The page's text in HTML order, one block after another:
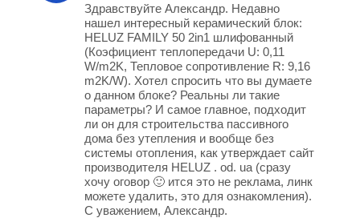
Здравствуйте Александр. Недавно
нашел интересный керамический блок:
HELUZ FAMILY 50 2in1 шлифованный
(Коэфициент теплопередачи U: 0,11
W/m2K, Тепловое сопротивление R: 9,16
m2K/W). Хотел спросить что вы думаете
о данном блоке? Реальны ли такие
параметры? И самое главное, подходит
ли он для строительства пассивного
дома без утепления и вообще без
системы отопления, как утверждает сайт
производителя HELUZ . od. ua (сразу
хочу оговор 🙂 ится это не реклама, линк
можете удалить, это для ознакомления).
С уважением, Александр.